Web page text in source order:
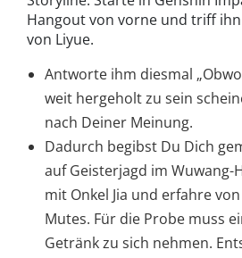
Hangout von vorne und triff
von Liyue.
Antworte ihm diesmal
weit hergeholt zu sein
nach Deiner Meinung.
Dadurch begibst Du Dich
auf Geisterjagd im Wuwang-
mit Onkel Jia und erfahre
Mutes. Für die Probe muss
Getränk zu sich nehmen.